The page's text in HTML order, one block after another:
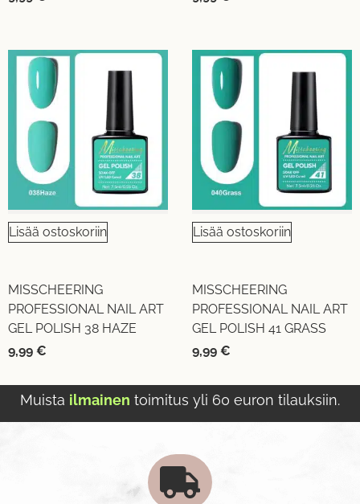
Lisää ostoskoriin
MISSCHEERING
PROFESSIONAL NAIL ART
GEL POLISH 38 HAZE
9,99 €
Lisää ostoskoriin
MISSCHEERING
PROFESSIONAL NAIL ART
GEL POLISH 41 GRASS
9,99 €
Muista ilmainen toimitus yli 60 euron tilauksiin.